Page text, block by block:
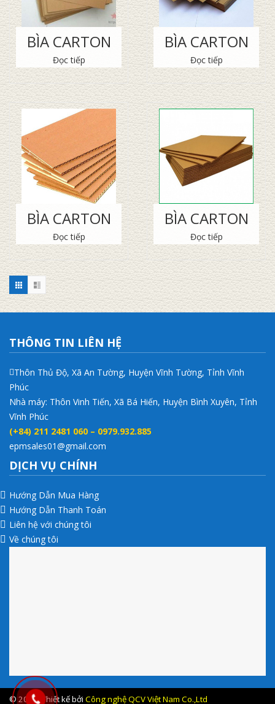
BÌA CARTON
Đọc tiếp
BÌA CARTON
Đọc tiếp
BÌA CARTON
Đọc tiếp
BÌA CARTON
Đọc tiếp
THÔNG TIN LIÊN HỆ
Thôn Thủ Độ, Xã An Tường, Huyện Vĩnh Tường, Tỉnh Vĩnh
Phúc
Nhà máy: Thôn Vinh Tiến, Xã Bá Hiến, Huyện Bình Xuyên, Tỉnh
Vĩnh Phúc
(+84) 211 2481 060 – 0979.932.885
epmsales01@gmail.com
DỊCH VỤ CHÍNH
Hướng Dẫn Mua Hàng
Hướng Dẫn Thanh Toán
Liên hệ với chúng tôi
Về chúng tôi
© 2017 .Thiết kế bởi Công nghệ QCV Việt Nam Co.,Ltd